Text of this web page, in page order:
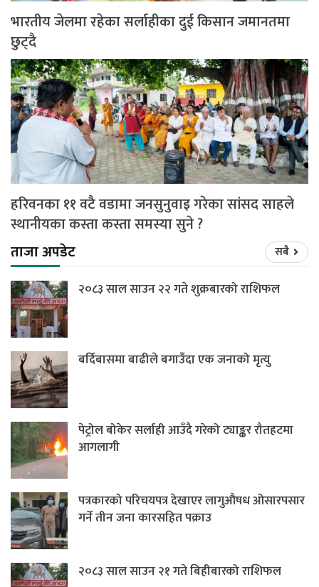
भारतीय जेलमा रहेका सर्लाहीका दुई किसान जमानतमा
छुट्दै
हरिवनका ११ वटै वडामा जनसुनुवाइ गरेका सांसद साहले
स्थानीयका कस्ता कस्ता समस्या सुने ?
ताजा अपडेट
सबै
२०८३ साल साउन २२ गते शुक्रबारको राशिफल
बर्दिबासमा बाढीले बगाउँदा एक जनाको मृत्यु
पेट्रोल बोकेर सर्लाही आउँदै गरेको ट्याङ्कर रौतहटमा
आगलागी
पत्रकारको परिचयपत्र देखाएर लागुऔषध ओसारपसार
गर्ने तीन जना कारसहित पक्राउ
२०८३ साल साउन २१ गते बिहीबारको राशिफल